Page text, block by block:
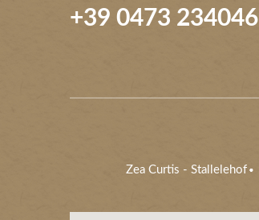
+39 0473 234046
Zea Curtis - Stallelehof